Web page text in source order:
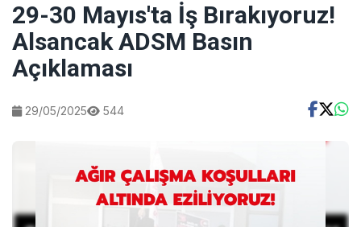
29-30 Mayıs'ta İş Bırakıyoruz!
Alsancak ADSM Basın
Açıklaması
29/05/2025 544